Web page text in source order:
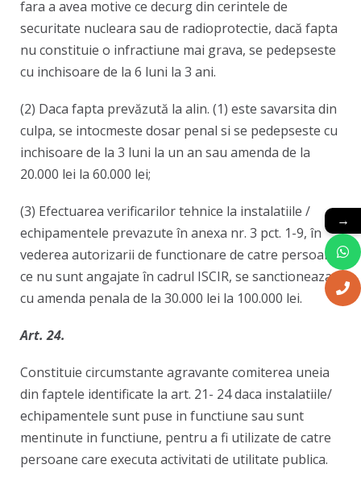
fara a avea motive ce decurg din cerintele de
securitate nucleara sau de radioprotectie, dacă fapta
nu constituie o infractiune mai grava, se pedepseste
cu inchisoare de la 6 luni la 3 ani.
(2) Daca fapta prevăzută la alin. (1) este savarsita din
culpa, se intocmeste dosar penal si se pedepseste cu
inchisoare de la 3 luni la un an sau amenda de la
20.000 lei la 60.000 lei;
(3) Efectuarea verificarilor tehnice la instalatiile /
echipamentele prevazute în anexa nr. 3 pct. 1-9, în
vederea autorizarii de functionare de catre persoane
ce nu sunt angajate în cadrul ISCIR, se sanctioneaza
cu amenda penala de la 30.000 lei la 100.000 lei.
Art. 24.
Constituie circumstante agravante comiterea uneia
din faptele identificate la art. 21- 24 daca instalatiile/
echipamentele sunt puse in functiune sau sunt
mentinute in functiune, pentru a fi utilizate de catre
persoane care executa activitati de utilitate publica.
→